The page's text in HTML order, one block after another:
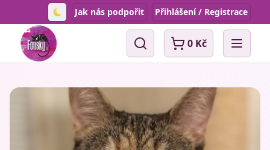
Toggle theme
Jak nás podpořit Přihlášení / Registrace
Vyhledávání0 Kč Open